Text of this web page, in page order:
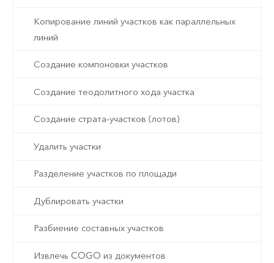
Копирование линий участков как параллельных
линий
Создание компоновки участков
Создание теодолитного хода участка
Создание страта-участков (лотов)
Удалить участки
Разделение участков по площади
Дублировать участки
Разбиение составных участков
Извлечь COGO из документов